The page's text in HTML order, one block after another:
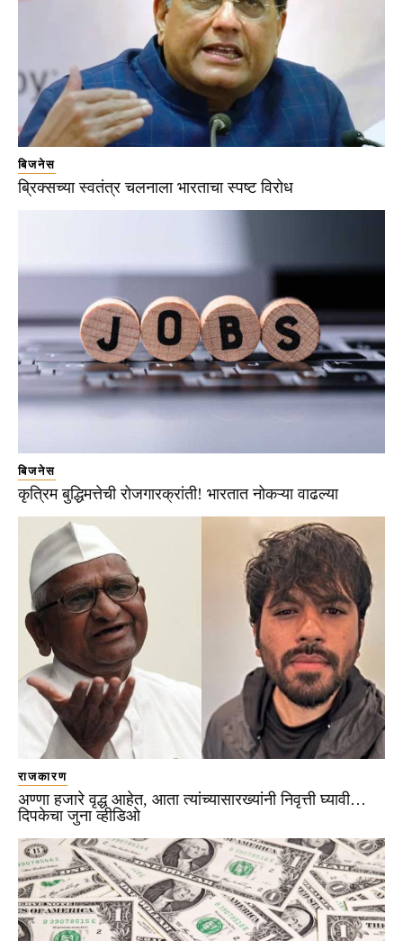
बिजनेस
ब्रिक्सच्या स्वतंत्र चलनाला भारताचा स्पष्ट विरोध
बिजनेस
कृत्रिम बुद्धिमत्तेची रोजगारक्रांती! भारतात नोकऱ्या वाढल्या
राजकारण
अण्णा हजारे वृद्ध आहेत, आता त्यांच्यासारख्यांनी निवृत्ती घ्यावी…
दिपकेचा जुना व्हीडिओ